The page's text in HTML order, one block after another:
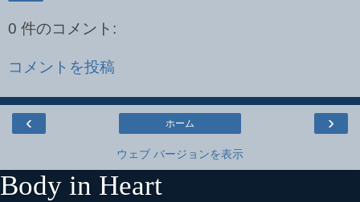
0 件のコメント:
コメントを投稿
‹ ›
ホーム
ウェブ バージョンを表示
Body in Heart